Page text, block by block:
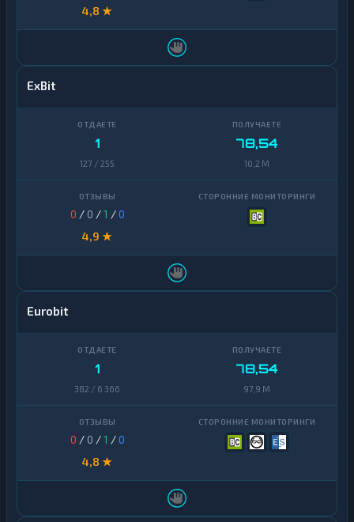
4,8 ★
ExBit
1
127 / 255
78,54
10,2 M
0 / 0 /1 /0
4,9 ★
Eurobit
1
382 / 6 366
78,54
97,9 M
0 / 0 /1 /0
4,8 ★